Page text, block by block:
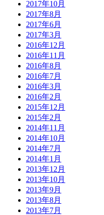
2017年10月
2017年8月
2017年6月
2017年3月
2016年12月
2016年11月
2016年8月
2016年7月
2016年3月
2016年2月
2015年12月
2015年2月
2014年11月
2014年10月
2014年7月
2014年1月
2013年12月
2013年10月
2013年9月
2013年8月
2013年7月